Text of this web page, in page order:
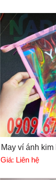
May ví ánh kim
Giá: Liên hệ